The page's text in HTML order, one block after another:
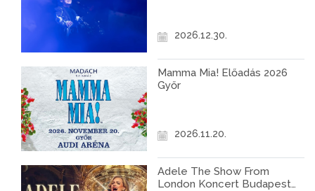
2026.12.30.
Mamma Mia! Előadás 2026
Győr
2026.11.20.
Adele The Show From
London Koncert Budapest